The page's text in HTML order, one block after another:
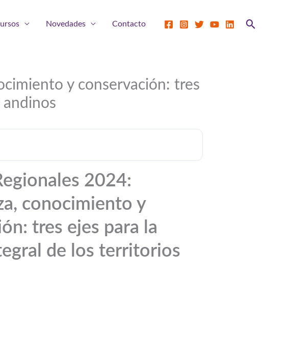
Novedades Contacto Buscar
y conservación: tres
2024:
conocimiento y
tres ejes para la
de los territorios